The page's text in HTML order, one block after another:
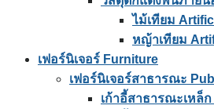
ไม้เทียม
หญ้าเทียม
เฟอร์นิเจอร์ Furniture
เฟอร์นิเจอร์สาธารณะ
เก้าอี้สาธารณะเหล็